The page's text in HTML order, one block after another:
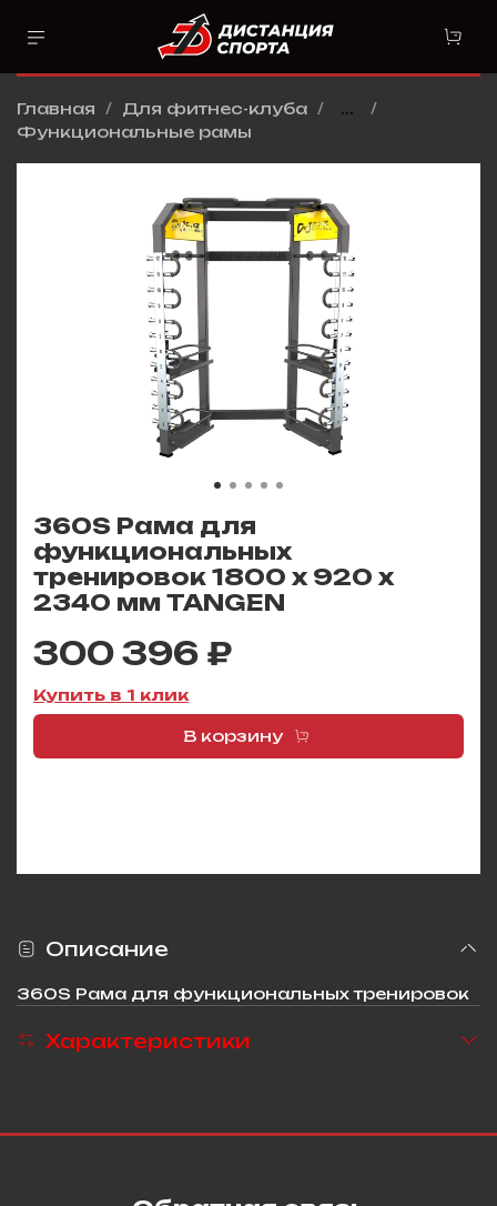
Главная Для фитнес-клуба
...
Функциональные рамы
360S Рама для
функциональных
тренировок 1800 х 920 х
2340 мм TANGEN
300 396 ₽
Купить в 1 клик
В корзину
Описание
360S Рама для функциональных тренировок
Характеристики